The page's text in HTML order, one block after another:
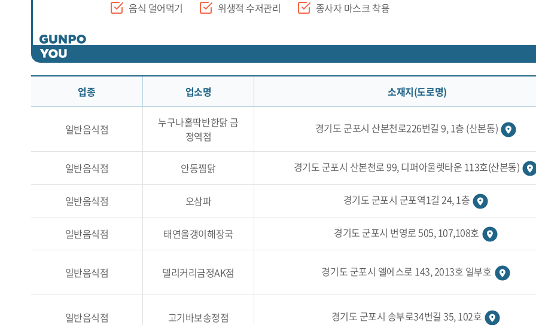
음식 덜어먹기 위생적 수저관리 종사자 마스크 착용
업종 업소명 소재지(도로명)
일반음식점
누구나홀딱반한닭 금
정역점
경기도 군포시 산본천로226번길 9, 1층 (산본동)
일반음식점 안동찜닭 경기도 군포시 산본천로 99, 디퍼아울렛타운 113호(산본동)
일반음식점 오삼파 경기도 군포시 군포역1길 24, 1층
일반음식점 태연올갱이해장국 경기도 군포시 번영로 505, 107,108호
일반음식점 델리커리금정AK점 경기도 군포시 엘에스로 143, 2013호 일부호
일반음식점 고기바보송정점 경기도 군포시 송부로34번길 35, 102호